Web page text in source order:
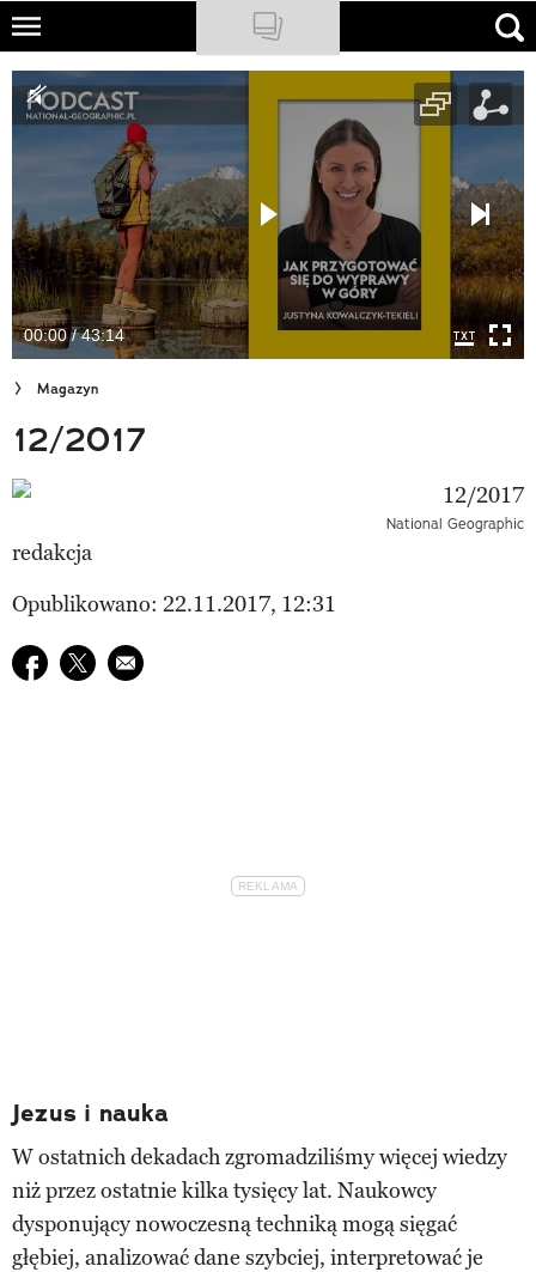
Skip
main
content
NATIONAL GEOGRAPHIC
TRAVELER
PODCASTY
Sklep
Newsletter
Cuda Polski
Wielki Konkurs Fotograficzny
Trendbook Podróżniczy
Polecane
00:00 / 43:14
Magazyn
12/2017
National Geographic
redakcja
Opublikowano: 22.11.2017, 12:31
Udostępnij na facebook
Udostępnij na twitter
E-mail do przyjaciela
Jezus i nauka
W ostatnich dekadach zgromadziliśmy więcej wiedzy
niż przez ostatnie kilka tysięcy lat. Naukowcy
dysponujący nowoczesną techniką mogą sięgać
głębiej, analizować dane szybciej, interpretować je